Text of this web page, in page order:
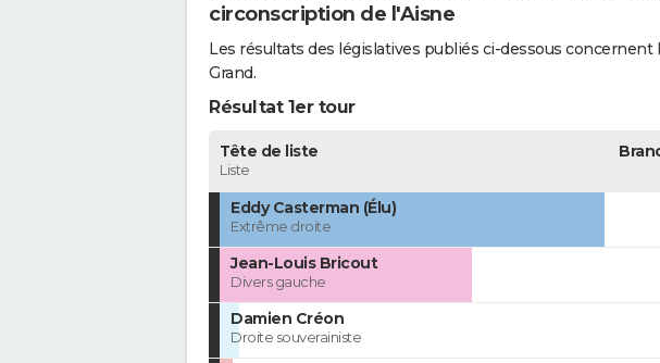
circonscription de l'Aisne
Les résultats des législatives publiés ci-dessous
Grand.
Résultat 1er tour
Tête de liste
Liste
Eddy Casterman (Élu)
Extrême droite
Jean-Louis Bricout
Divers gauche
Damien Créon
Droite souverainiste